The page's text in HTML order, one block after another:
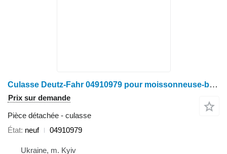
Culasse Deutz-Fahr 04910979 pour moissonneuse-batteuse Deutz-Fahr 04910979
Prix sur demande
Pièce détachée - culasse
État neuf 04910979
Ukraine, m. Kyiv